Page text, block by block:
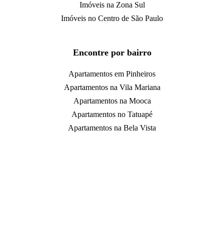
Imóveis na Zona Sul
Imóveis no Centro de São Paulo
Encontre por bairro
Apartamentos em Pinheiros
Apartamentos na Vila Mariana
Apartamentos na Mooca
Apartamentos no Tatuapé
Apartamentos na Bela Vista